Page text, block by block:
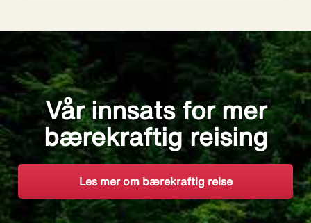
Vår innsats for mer
bærekraftig reising
Les mer om bærekraftig reise